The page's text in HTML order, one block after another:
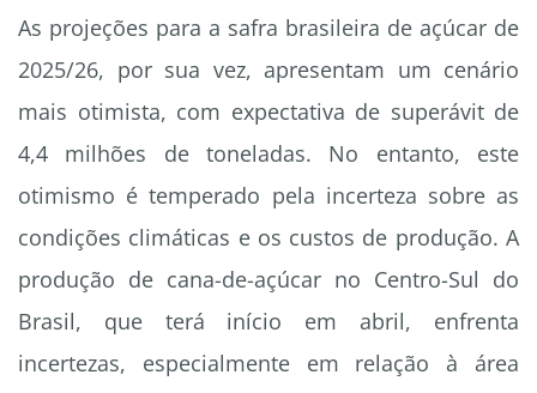
As projeções para a safra brasileira de açúcar de
2025/26, por sua vez, apresentam um cenário
mais otimista, com expectativa de superávit de
4,4 milhões de toneladas. No entanto, este
otimismo é temperado pela incerteza sobre as
condições climáticas e os custos de produção. A
produção de cana-de-açúcar no Centro-Sul do
Brasil, que terá início em abril, enfrenta
incertezas, especialmente em relação à área